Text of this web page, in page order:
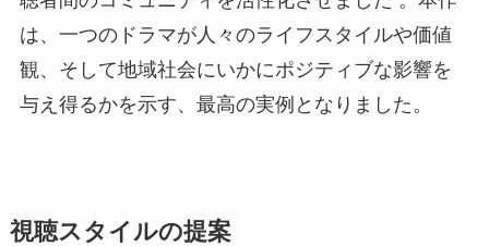
は、一つのドラマが人々のライフスタイルや価値
観、そして地域社会にいかにポジティブな影響を
与え得るかを示す、最高の実例となりました。
視聴スタイルの提案